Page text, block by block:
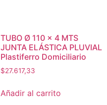
TUBO Ø 110 x 4 MTS
JUNTA ELÁSTICA PLUVIAL
Plastiferro Domiciliario
$27.617,33
Añadir al carrito